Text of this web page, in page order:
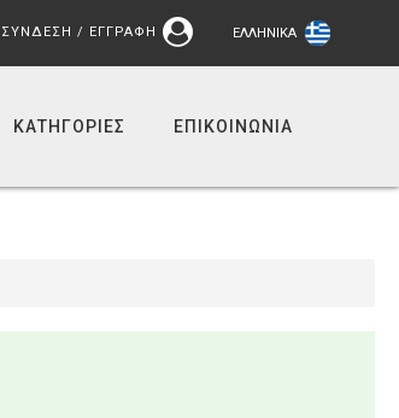
ΕΛΛΗΝΙΚΆ
ΣΥΝΔΕΣΗ / ΕΓΓΡΑΦΗ
ΚΑΤΗΓΟΡΙΕΣ ΕΠΙΚΟΙΝΩΝΊΑ